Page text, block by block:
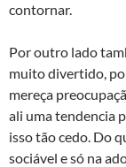
contornar.
Por outro lado
muito divertido,
mereça
ali uma tendencia
isso tão cedo. Do
sociável e só na